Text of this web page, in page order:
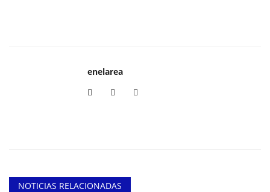
enelarea
NOTICIAS RELACIONADAS